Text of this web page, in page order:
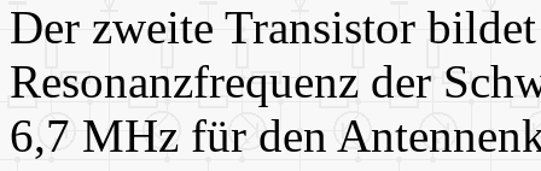
Der zweite Transistor
Resonanzfrequenz der
6,7 MHz für den